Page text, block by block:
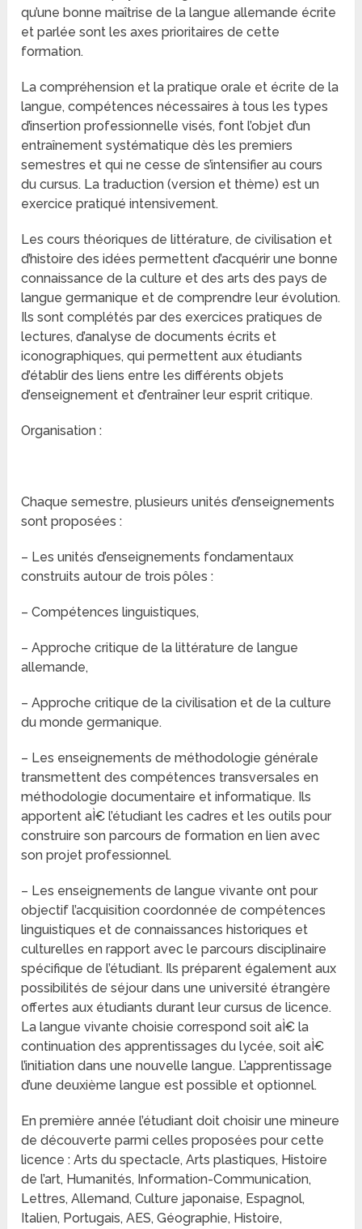
qu’une bonne maîtrise de la langue allemande écrite
et parlée sont les axes prioritaires de cette
formation.
La compréhension et la pratique orale et écrite de la
langue, compétences nécessaires à tous les types
d’insertion professionnelle visés, font l’objet d’un
entraînement systématique dès les premiers
semestres et qui ne cesse de s’intensifier au cours
du cursus. La traduction (version et thème) est un
exercice pratiqué intensivement.
Les cours théoriques de littérature, de civilisation et
d’histoire des idées permettent d’acquérir une bonne
connaissance de la culture et des arts des pays de
langue germanique et de comprendre leur évolution.
Ils sont complétés par des exercices pratiques de
lectures, d’analyse de documents écrits et
iconographiques, qui permettent aux étudiants
d’établir des liens entre les différents objets
d’enseignement et d’entraîner leur esprit critique.
Organisation :
Chaque semestre, plusieurs unités d’enseignements
sont proposées :
– Les unités d’enseignements fondamentaux
construits autour de trois pôles :
– Compétences linguistiques,
– Approche critique de la littérature de langue
allemande,
– Approche critique de la civilisation et de la culture
du monde germanique.
– Les enseignements de méthodologie générale
transmettent des compétences transversales en
méthodologie documentaire et informatique. Ils
apportent aÌ€ l’étudiant les cadres et les outils pour
construire son parcours de formation en lien avec
son projet professionnel.
– Les enseignements de langue vivante ont pour
objectif l’acquisition coordonnée de compétences
linguistiques et de connaissances historiques et
culturelles en rapport avec le parcours disciplinaire
spécifique de l’étudiant. Ils préparent également aux
possibilités de séjour dans une université étrangère
offertes aux étudiants durant leur cursus de licence.
La langue vivante choisie correspond soit aÌ€ la
continuation des apprentissages du lycée, soit aÌ€
l’initiation dans une nouvelle langue. L’apprentissage
d’une deuxième langue est possible et optionnel.
En première année l’étudiant doit choisir une mineure
de découverte parmi celles proposées pour cette
licence : Arts du spectacle, Arts plastiques, Histoire
de l’art, Humanités, Information-Communication,
Lettres, Allemand, Culture japonaise, Espagnol,
Italien, Portugais, AES, Géographie, Histoire,